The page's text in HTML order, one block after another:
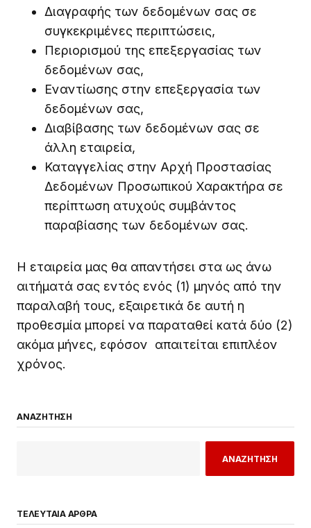
Διαγραφής των δεδομένων σας σε
συγκεκριμένες περιπτώσεις,
Περιορισμού της επεξεργασίας των
δεδομένων σας,
Εναντίωσης στην επεξεργασία των
δεδομένων σας,
Διαβίβασης των δεδομένων σας σε
άλλη εταιρεία,
Καταγγελίας στην Αρχή Προστασίας
Δεδομένων Προσωπικού Χαρακτήρα σε
περίπτωση ατυχούς συμβάντος
παραβίασης των δεδομένων σας.
Η εταιρεία μας θα απαντήσει στα ως άνω
αιτήματά σας εντός ενός (1) μηνός από την
παραλαβή τους, εξαιρετικά δε αυτή η
προθεσμία μπορεί να παραταθεί κατά δύο (2)
ακόμα μήνες, εφόσον απαιτείται επιπλέον
χρόνος.
ΑΝΑΖΗΤΗΣΗ
ΑΝΑΖΗΤΗΣΗ
ΤΕΛΕΥΤΑΙΑ ΑΡΘΡΑ